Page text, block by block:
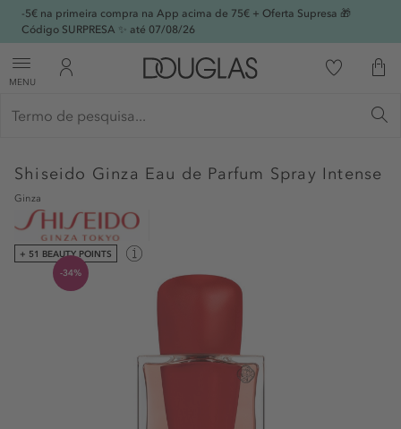
-5€ na primeira compra na App acima de 75€ + Oferta Supresa 🎁
Código SURPRESA ✨ até 07/08/26
MENU
Shiseido Ginza Eau de Parfum Spray Intense
Ginza
+ 51 BEAUTY POINTS
-34%